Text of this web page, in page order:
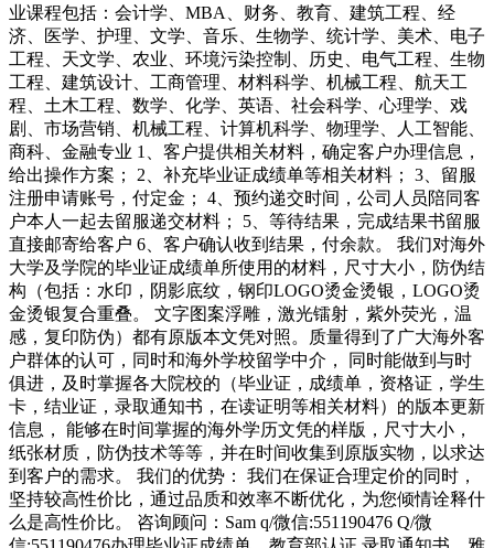
业课程包括：会计学、MBA、财务、教育、建筑工程、经
济、医学、护理、文学、音乐、生物学、统计学、美术、电子
工程、天文学、农业、环境污染控制、历史、电气工程、生物
工程、建筑设计、工商管理、材料科学、机械工程、航天工
程、土木工程、数学、化学、英语、社会科学、心理学、戏
剧、市场营销、机械工程、计算机科学、物理学、人工智能、
商科、金融专业 1、客户提供相关材料，确定客户办理信息，
给出操作方案； 2、补充毕业证成绩单等相关材料； 3、留服
注册申请账号，付定金； 4、预约递交时间，公司人员陪同客
户本人一起去留服递交材料； 5、等待结果，完成结果书留服
直接邮寄给客户 6、客户确认收到结果，付余款。 我们对海外
大学及学院的毕业证成绩单所使用的材料，尺寸大小，防伪结
构（包括：水印，阴影底纹，钢印LOGO烫金烫银，LOGO烫
金烫银复合重叠。 文字图案浮雕，激光镭射，紫外荧光，温
感，复印防伪）都有原版本文凭对照。质量得到了广大海外客
户群体的认可，同时和海外学校留学中介， 同时能做到与时
俱进，及时掌握各大院校的（毕业证，成绩单，资格证，学生
卡，结业证，录取通知书，在读证明等相关材料）的版本更新
信息， 能够在时间掌握的海外学历文凭的样版，尺寸大小，
纸张材质，防伪技术等等，并在时间收集到原版实物，以求达
到客户的需求。 我们的优势： 我们在保证合理定价的同时，
坚持较高性价比，通过品质和效率不断优化，为您倾情诠释什
么是高性价比。 咨询顾问：Sam q/微信:551190476 Q/微